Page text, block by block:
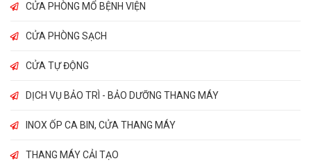
CỬA PHÒNG MỔ BỆNH VIỆN
CỬA PHÒNG SẠCH
CỬA TỰ ĐỘNG
DỊCH VỤ BẢO TRÌ - BẢO DƯỠNG THANG MÁY
INOX ỐP CA BIN, CỬA THANG MÁY
THANG MÁY CẢI TẠO